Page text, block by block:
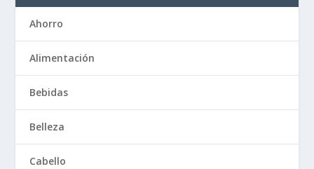
Ahorro
Alimentación
Bebidas
Belleza
Cabello